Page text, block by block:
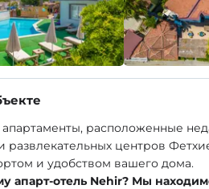
расположенные
развлекательных центров
и удобством вашего дома.
апарт-отель Nehir? Мы